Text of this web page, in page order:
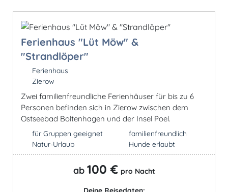
Ferienhaus "Lüt Möw" &
"Strandlöper"
Ferienhaus
Zierow
Zwei familienfreundliche Ferienhäuser für bis zu 6
Personen befinden sich in Zierow zwischen dem
Ostseebad Boltenhagen und der Insel Poel.
für Gruppen geeignet
Natur-Urlaub
familienfreundlich
Hunde erlaubt
ab 100 € pro Nacht